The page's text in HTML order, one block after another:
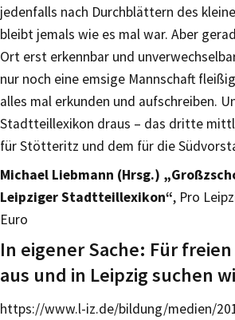
jedenfalls nach Durchblättern des
bleibt jemals wie es mal war. Aber
Ort erst erkennbar und
nur noch eine emsige Mannschaft
alles mal erkunden und aufschreiben.
Stadtteillexikon draus – das dritte
für Stötteritz und dem für die
Michael Liebmann (Hrsg.)
Leipziger Stadtteillexikon“, Pro
Euro
In eigener Sache: Für
aus und in Leipzig suchen
https://www.l-iz.de/bildung/medien/